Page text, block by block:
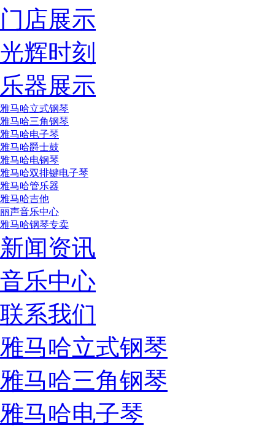
门店展示
光辉时刻
乐器展示
雅马哈立式钢琴
雅马哈三角钢琴
雅马哈电子琴
雅马哈爵士鼓
雅马哈电钢琴
雅马哈双排键电子琴
雅马哈管乐器
雅马哈吉他
丽声音乐中心
雅马哈钢琴专卖
新闻资讯
音乐中心
联系我们
雅马哈立式钢琴
雅马哈三角钢琴
雅马哈电子琴